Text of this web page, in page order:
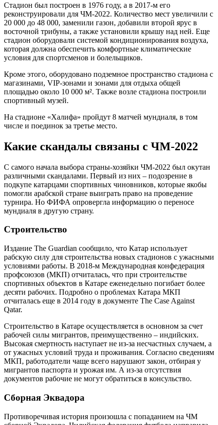
Стадион был построен в 1976 году, а в 2017-м его
реконструировали для ЧМ-2022. Количество мест увеличили с
20 000 до 48 000, заменили газон, добавили второй ярус в
восточной трибуны, а также установили крышу над ней. Еще
стадион оборудовали системой кондиционирования воздуха,
которая должна обеспечить комфортные климатические
условия для спортсменов и болельщиков.
Кроме этого, оборудовано подземное пространство стадиона с
магазинами, VIP-зонами и зонами для отдыха общей
площадью около 10 000 м². Также возле стадиона построили
спортивный музей.
На стадионе «Халифа» пройдут 8 матчей мундиаля, в том
числе и поединок за третье место.
Какие скандалы связаны с ЧМ-2022
С самого начала выбора страны-хозяйки ЧМ-2022 был окутан
различными скандалами. Первый из них – подозрение в
подкупе катарцами спортивных чиновников, которые якобы
помогли арабской стране выиграть право на проведение
турнира. Но ФИФА опровергла информацию о переносе
мундиаля в другую страну.
Строительство
Издание The Guardian сообщило, что Катар использует
рабскую силу для строительства новых стадионов с ужасными
условиями работы. В 2018-м Международная конфедерация
профсоюзов (МКП) отчиталась, что при строительстве
спортивных объектов в Катаре еженедельно погибает более
десяти рабочих. Подробно о проблемах Катара МКП
отчиталась еще в 2014 году в документе The Case Against
Qatar.
Строительство в Катаре осуществляется в основном за счет
рабочей силы мигрантов, преимущественно – индийских.
Высокая смертность наступает не из-за несчастных случаем, а
от ужасных условий труда и проживания. Согласно сведениям
МКП, работодатели чаще всего нарушают закон, отбирая у
мигрантов паспорта и урожая им. А из-за отсутствия
документов рабочие не могут обратиться в консульство.
Сборная Эквадора
Противоречивая история произошла с попаданием на ЧМ